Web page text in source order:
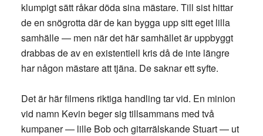
klumpigt sätt råkar döda sina mästare. Till sist hittar
de en snögrotta där de kan bygga upp sitt eget lilla
samhälle — men när det här samhället är uppbyggt
drabbas de av en existentiell kris då de inte längre
har någon mästare att tjäna. De saknar ett syfte.
Det är här filmens riktiga handling tar vid. En minion
vid namn Kevin beger sig tillsammans med två
kumpaner — lille Bob och gitarrälskande Stuart — ut